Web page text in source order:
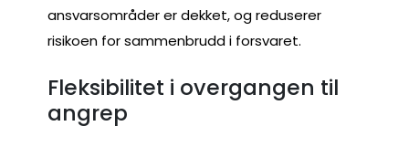
ansvarsområder er dekket, og reduserer
risikoen for sammenbrudd i forsvaret.
Fleksibilitet i overgangen til
angrep